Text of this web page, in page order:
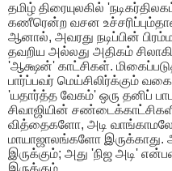
தமிழ் திரையுலகில்
கணீரென்ற வசன
ஆனால், அவரது நடிப்பின்
தவறிய அல்லது அதிகம்
'ஆக்ஷன்' காட்சிகள்.
பார்ப்பவர் மெய்சிலிர்க்கும்
'யதார்த்த வேகம்' ஒரு தனிப்
​​சிவாஜியின்
வித்தைகளோ, அடி வாங்காமலே
மாயாஜாலங்களோ இருக்காது.
இருக்கும்; அது 'நிஜ அடி'